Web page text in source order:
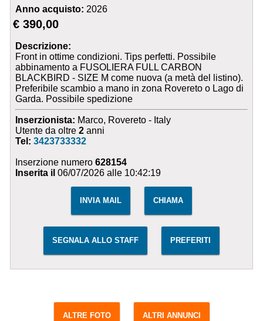
Anno acquisto: 2026
€ 390,00
Descrizione:
Front in ottime condizioni. Tips perfetti. Possibile
abbinamento a FUSOLIERA FULL CARBON
BLACKBIRD - SIZE M come nuova (a metà del listino).
Preferibile scambio a mano in zona Rovereto o Lago di
Garda. Possibile spedizione
Inserzionista: Marco, Rovereto - Italy
Utente da oltre2 anni
Tel:3423733332
Inserzione numero628154
Inserita il 06/07/2026 alle 10:42:19
INVIA MAIL CHIAMA
SEGNALA ALLO STAFF PREFERITI
ALTRE FOTO ALTRI ANNUNCI